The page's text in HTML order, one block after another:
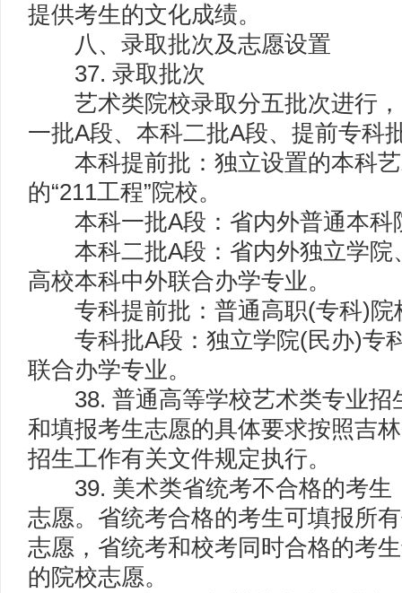
提供考生的文化成绩。
八、录取批次及志愿设置
37. 录取批次
艺术类院校录取分五批次进行，
一批A段、本科二批A段、提前专科
本科提前批：独立设置的本科艺
的“211工程”院校。
本科一批A段：省内外普通本科
本科二批A段：省内外独立学院
高校本科中外联合办学专业。
专科提前批：普通高职(专科)院
专科批A段：独立学院(民办)专
联合办学专业。
38. 普通高等学校艺术类专业招
和填报考生志愿的具体要求按照吉
招生工作有关文件规定执行。
39. 美术类省统考不合格的考生
志愿。省统考合格的考生可填报所
志愿，省统考和校考同时合格的考
的院校志愿。